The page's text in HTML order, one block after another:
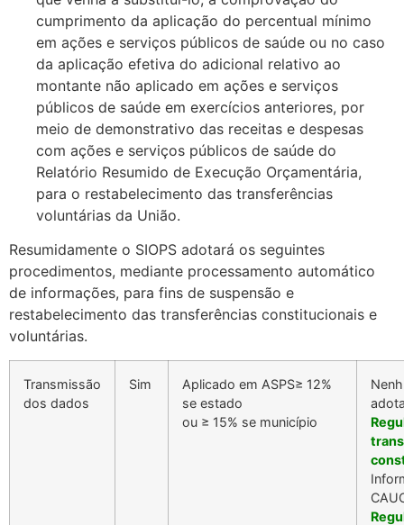
cumprimento da aplicação do percentual mínimo
em ações e serviços públicos de saúde ou no caso
da aplicação efetiva do adicional relativo ao
montante não aplicado em ações e serviços
públicos de saúde em exercícios anteriores, por
meio de demonstrativo das receitas e despesas
com ações e serviços públicos de saúde do
Relatório Resumido de Execução Orçamentária,
para o restabelecimento das transferências
voluntárias da União.
Resumidamente o SIOPS adotará os seguintes
procedimentos, mediante processamento automático
de informações, para fins de suspensão e
restabelecimento das transferências constitucionais e
voluntárias.
Transmissão
dos dados
Sim
Aplicado em ASPS≥ 12%
se estado
ou ≥ 15% se município